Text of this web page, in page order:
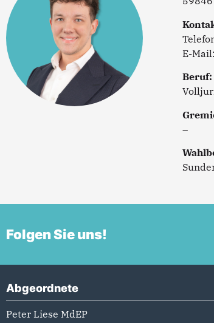
E-Mail:
Beruf:
–
Folgen Sie uns!
Abgeordnete
Peter Liese MdEP